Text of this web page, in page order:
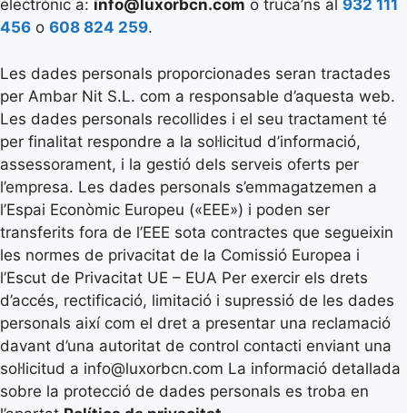
electrònic a: info@luxorbcn.com o truca’ns al 932 111
456 o 608 824 259.
Les dades personals proporcionades seran tractades
per Ambar Nit S.L. com a responsable d’aquesta web.
Les dades personals recollides i el seu tractament té
per finalitat respondre a la sol·licitud d’informació,
assessorament, i la gestió dels serveis oferts per
l’empresa. Les dades personals s’emmagatzemen a
l’Espai Econòmic Europeu («EEE») i poden ser
transferits fora de l’EEE sota contractes que segueixin
les normes de privacitat de la Comissió Europea i
l’Escut de Privacitat UE – EUA Per exercir els drets
d’accés, rectificació, limitació i supressió de les dades
personals així com el dret a presentar una reclamació
davant d’una autoritat de control contacti enviant una
sol·licitud a info@luxorbcn.com La informació detallada
sobre la protecció de dades personals es troba en